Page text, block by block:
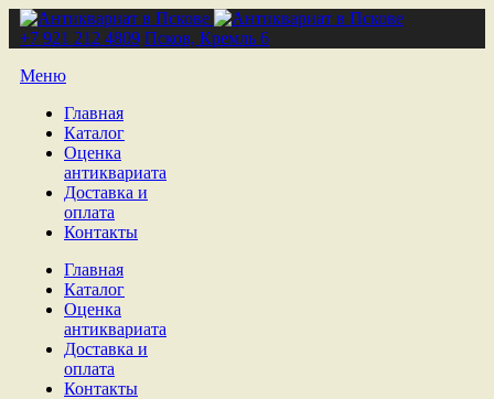
+7 921 212 4809 Псков, Кремль 6
Меню
Главная
Каталог
Оценка
антиквариата
Доставка и
оплата
Контакты
Главная
Каталог
Оценка
антиквариата
Доставка и
оплата
Контакты